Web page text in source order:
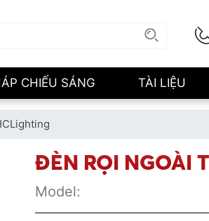
CHIẾU SÁNG TÀI LIỆU
ĐÈN RỌI NGOÀI
Model: